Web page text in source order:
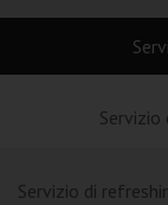
Servizio di